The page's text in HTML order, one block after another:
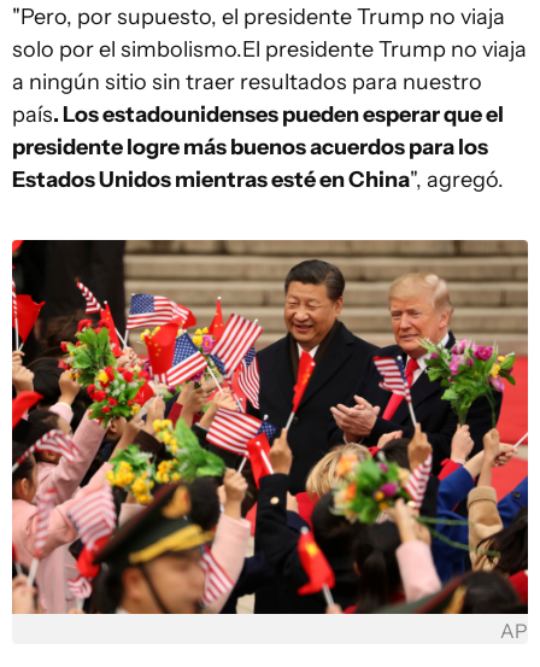
"Pero, por supuesto, el presidente Trump no viaja
solo por el simbolismo.El presidente Trump no viaja
a ningún sitio sin traer resultados para nuestro
país. Los estadounidenses pueden esperar que el
presidente logre más buenos acuerdos para los
Estados Unidos mientras esté en China", agregó.
AP